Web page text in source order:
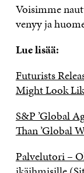
Voisimme
venyy ja
Lue lisää:
Futurists
Might Look
S&P ’Global
Than ’Global
Palvelutori –